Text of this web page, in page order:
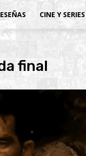
CINE Y SERIES
final